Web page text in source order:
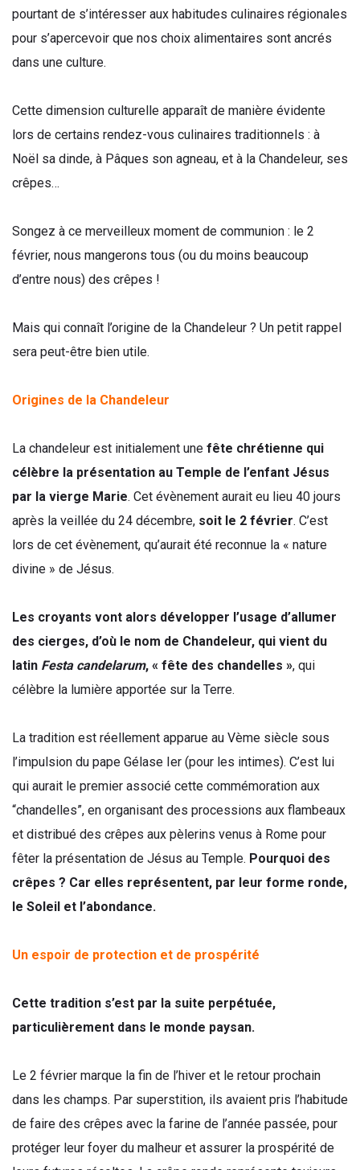
pourtant de s’intéresser aux habitudes culinaires régionales
pour s’apercevoir que nos choix alimentaires sont ancrés
dans une culture.
Cette dimension culturelle apparaît de manière évidente
lors de certains rendez-vous culinaires traditionnels : à
Noël sa dinde, à Pâques son agneau, et à la Chandeleur, ses
crêpes…
Songez à ce merveilleux moment de communion : le 2
février, nous mangerons tous (ou du moins beaucoup
d’entre nous) des crêpes !
Mais qui connaît l’origine de la Chandeleur ? Un petit rappel
sera peut-être bien utile.
Origines de la Chandeleur
La chandeleur est initialement une fête chrétienne qui
célèbre la présentation au Temple de l’enfant Jésus
par la vierge Marie. Cet évènement aurait eu lieu 40 jours
après la veillée du 24 décembre, soit le 2 février. C’est
lors de cet évènement, qu’aurait été reconnue la « nature
divine » de Jésus.
Les croyants vont alors développer l’usage d’allumer
des cierges, d’où le nom de Chandeleur, qui vient du
latin Festa candelarum, « fête des chandelles », qui
célèbre la lumière apportée sur la Terre.
La tradition est réellement apparue au Vème siècle sous
l’impulsion du pape Gélase Ier (pour les intimes). C’est lui
qui aurait le premier associé cette commémoration aux
“chandelles”, en organisant des processions aux flambeaux
et distribué des crêpes aux pèlerins venus à Rome pour
fêter la présentation de Jésus au Temple. Pourquoi des
crêpes ? Car elles représentent, par leur forme ronde,
le Soleil et l’abondance.
Un espoir de protection et de prospérité
Cette tradition s’est par la suite perpétuée,
particulièrement dans le monde paysan.
Le 2 février marque la fin de l’hiver et le retour prochain
dans les champs. Par superstition, ils avaient pris l’habitude
de faire des crêpes avec la farine de l’année passée, pour
protéger leur foyer du malheur et assurer la prospérité de